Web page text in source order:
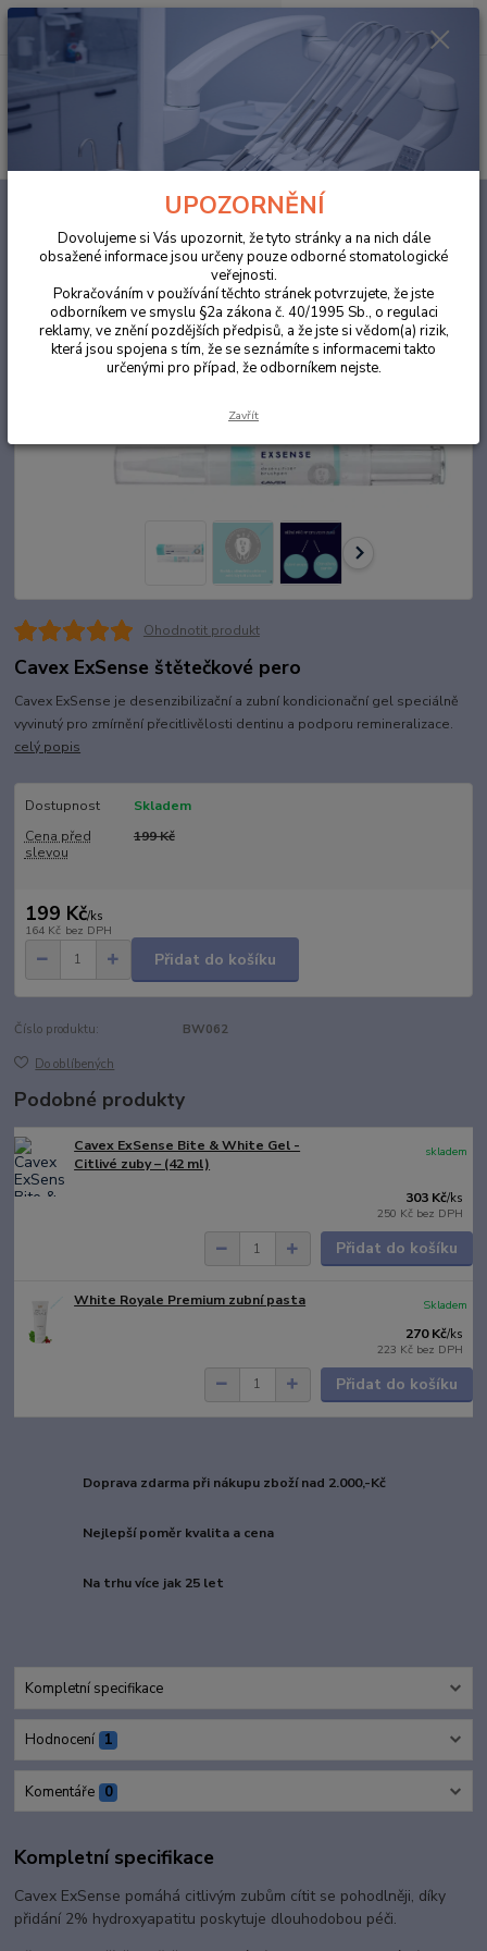
Hledat
za 0,00 Kč
Cavex ExSense Brushpen 1x6ml
Cavex ExSense Brushpen 1x6ml
Novinka
Ohodnotit produkt
Cavex ExSense štětečkové pero
Cavex ExSense je desenzibilizační a zubní kondicionační gel speciálně
vyvinutý pro zmírnění přecitlivělosti dentinu a podporu remineralizace.
celý popis
Dostupnost
Skladem
Cena před
slevou
199 Kč
199 Kč/ks
164 Kč bez DPH
Přidat do košíku
Číslo produktu: BW062
Do oblíbených
Podobné produkty
Cavex ExSense Bite & White Gel -
Citlivé zuby – (42 ml)
303 Kč/ks
250 Kč bez DPH
skladem
Přidat do košíku
White Royale Premium zubní pasta
270 Kč/ks
223 Kč bez DPH
Skladem
Přidat do košíku
Doprava zdarma při nákupu zboží nad 2.000,-Kč
Nejlepší poměr kvalita a cena
Na trhu více jak 25 let
Kompletní specifikace
Hodnocení 1
Komentáře 0
Kompletní specifikace
Cavex ExSense pomáhá citlivým zubům cítit se pohodlněji, díky
přidání 2% hydroxyapatitu poskytuje dlouhodobou péči.
UPOZORNĚNÍ
Dovolujeme si Vás upozornit, že tyto stránky a na nich dále
obsažené informace jsou určeny pouze odborné stomatologické
veřejnosti.
Pokračováním v používání těchto stránek potvrzujete, že jste
odborníkem ve smyslu §2a zákona č. 40/1995 Sb., o regulaci
reklamy, ve znění pozdějších předpisů, a že jste si vědom(a) rizik,
která jsou spojena s tím, že se seznámíte s informacemi takto
určenými pro případ, že odborníkem nejste.
Zavřít